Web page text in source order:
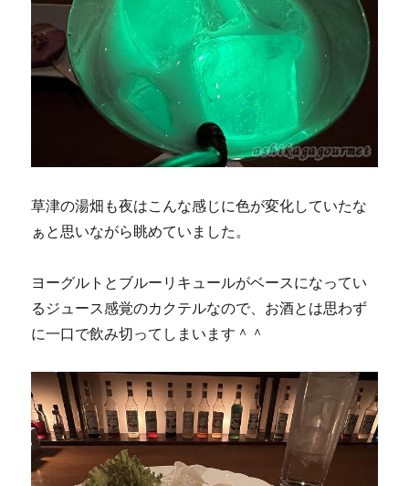
草津の湯畑も夜はこんな感じに色が変化していたな
ぁと思いながら眺めていました。
ヨーグルトとブルーリキュールがベースになってい
るジュース感覚のカクテルなので、お酒とは思わず
に一口で飲み切ってしまいます＾＾